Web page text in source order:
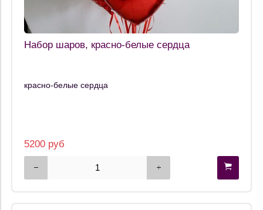
Набор шаров, красно-белые сердца
красно-белые сердца
5200 руб